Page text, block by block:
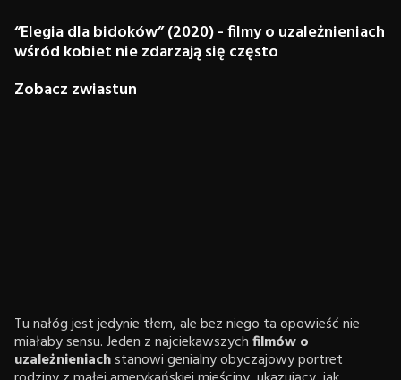
“Elegia dla bidoków” (2020) - filmy o uzależnieniach
wśród kobiet nie zdarzają się często
Zobacz zwiastun
Tu nałóg jest jedynie tłem, ale bez niego ta opowieść nie
miałaby sensu. Jeden z najciekawszychfilmów o
uzależnieniachstanowi genialny obyczajowy portret